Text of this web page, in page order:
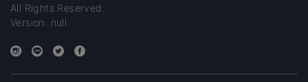
All Rights Reserved.
Version: null